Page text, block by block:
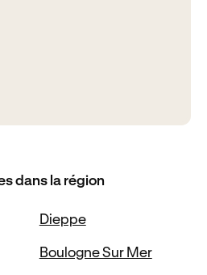
dans la région
Dieppe
Boulogne Sur Mer